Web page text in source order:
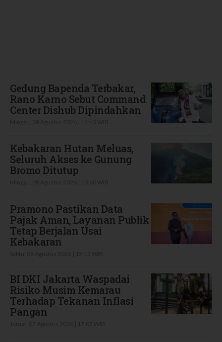
Gedung Bapenda Terbakar,
Rano Karno Sebut Command
Center Dishub Dipindahkan
Kebakaran Hutan Meluas,
Seluruh Akses ke Gunung
Bromo Ditutup
Pramono Pastikan Data
Pajak Aman, Layanan Publik
Tetap Berjalan Usai
Kebakaran
BI DKI Jakarta Waspadai
Risiko Musim Kemarau
Terhadap Tekanan Inflasi
Pangan